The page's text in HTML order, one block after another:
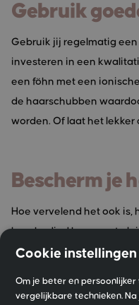
Gebruik
Gebruik jij regelmatig
investeren in een
een föhn met een
de haarschubben
worden. Of laat het lekker
Bescherm je
Hoe vervelend het ook is,
beschadigd haar gaat
daarom altijd een hitte
het belangrijk om jouw
Cookie instellingen
Om je beter en
vergelijkbare technieken.